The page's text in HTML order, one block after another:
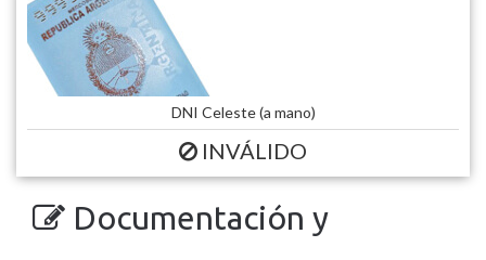
DNI Celeste (a mano)
INVÁLIDO
Documentación y